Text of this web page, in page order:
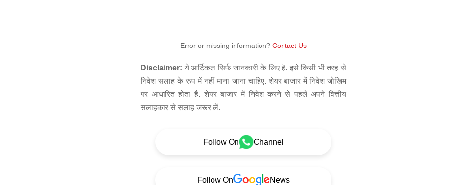
Error or missing information? Contact Us
Disclaimer: ये आर्टिकल सिर्फ जानकारी के लिए है. इसे किसी भी तरह से
निवेश सलाह के रूप में नहीं माना जाना चाहिए. शेयर बाजार में निवेश जोखिम
पर आधारित होता है. शेयर बाजार में निवेश करने से पहले अपने वित्तीय
सलाहकार से सलाह जरूर लें.
Follow On Channel
Follow On News